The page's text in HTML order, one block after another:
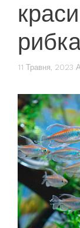
11 Травня, 2023